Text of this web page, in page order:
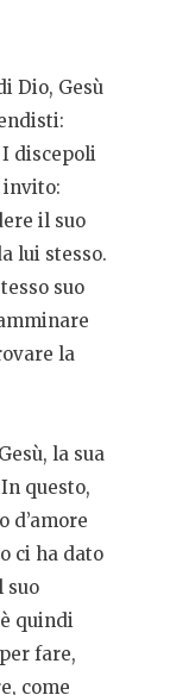
Dio, Gesù
discepoli
invito:
il suo
lui stesso.
suo
la
la sua
questo,
d’amore
ci ha dato
suo
quindi
fare,
come